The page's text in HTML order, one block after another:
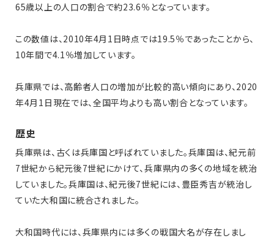
65歳以上の人口の割合で約23.6％となっています。
この数値は、2010年4月1日時点では19.5％であったことから、
10年間で4.1％増加しています。
兵庫県では、高齢者人口の増加が比較的高い傾向にあり、2020
年4月1日現在では、全国平均よりも高い割合となっています。
歴史
兵庫県は、古くは兵庫国と呼ばれていました。兵庫国は、紀元前
7世紀から紀元後7世紀にかけて、兵庫県内の多くの地域を統治
していました。兵庫国は、紀元後7世紀には、豊臣秀吉が統治し
ていた大和国に統合されました。
大和国時代には、兵庫県内には多くの戦国大名が存在しまし